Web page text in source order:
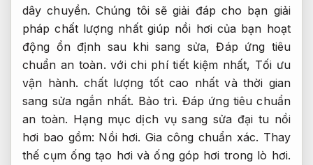
dây chuyền. Chúng tôi sẽ giải đáp cho bạn giải
pháp chất lượng nhất giúp nồi hơi của bạn hoạt
động ổn định sau khi sang sửa,Đáp ứng tiêu
chuẩn an toàn. với chi phí tiết kiệm nhất, Tối ưu
vận hành. chất lượng tốt cao nhất và thời gian
sang sửa ngắn nhất. Bảo trì. Đáp ứng tiêu chuẩn
an toàn. Hạng mục dịch vụ sang sửa đại tu nồi
hơi bao gồm: Nồi hơi. Gia công chuẩn xác. Thay
thế cụm ống tạo hơi và ống góp hơi trong lò hơi.